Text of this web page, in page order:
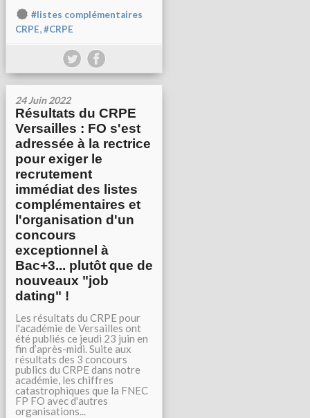
#listes complémentaires
CRPE,#CRPE
24 Juin 2022
Résultats du CRPE
Versailles : FO s'est
adressée à la rectrice
pour exiger le
recrutement
immédiat des listes
complémentaires et
l'organisation d'un
concours
exceptionnel à
Bac+3... plutôt que de
nouveaux "job
dating" !
Les résultats du CRPE pour
l'académie de Versailles ont
été publiés ce jeudi 23 juin en
fin d’après-midi. Suite aux
résultats des 3 concours
publics du CRPE dans notre
académie, les chiffres
catastrophiques que la FNEC
FP FO avec d'autres
organisations...